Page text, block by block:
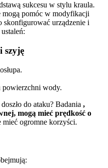
sukcesu w stylu kraula.
pomóc w modyfikacji
skonfigurować urządzenie i
szyję
powierzchni wody.
do ataku? Badania ,
mogą mieć prędkość o
mieć ogromne korzyści.